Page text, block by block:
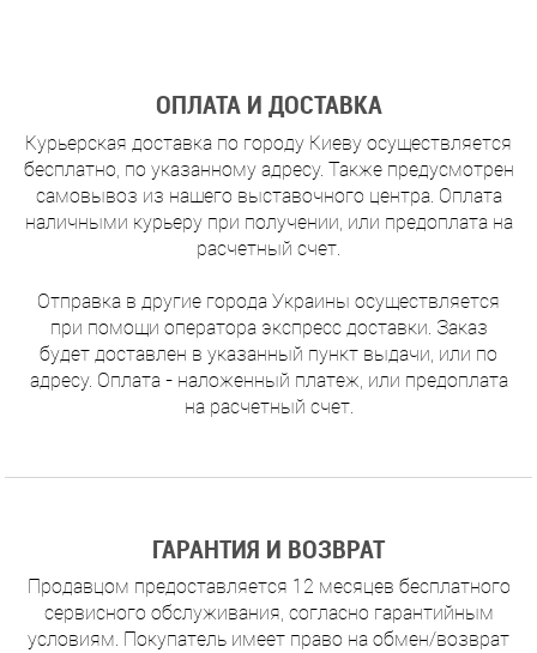
ОПЛАТА И ДОСТАВКА
Курьерская доставка по городу Киеву осуществляется
бесплатно, по указанному адресу. Также предусмотрен
самовывоз из нашего выставочного центра. Оплата
наличными курьеру при получении, или предоплата на
расчетный счет.
Отправка в другие города Украины осуществляется
при помощи оператора экспресс доставки. Заказ
будет доставлен в указанный пункт выдачи, или по
адресу. Оплата - наложенный платеж, или предоплата
на расчетный счет.
ГАРАНТИЯ И ВОЗВРАТ
Продавцом предоставляется 12 месяцев бесплатного
сервисного обслуживания, согласно гарантийным
условиям. Покупатель имеет право на обмен/возврат